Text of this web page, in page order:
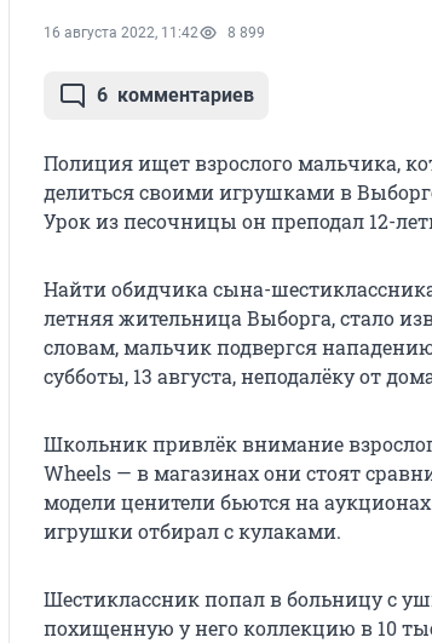
16 августа 2022, 11:42 8 899
6 комментариев
Полиция ищет взрослого мальчика,
делиться своими игрушками в
Урок из песочницы он преподал 12-
Найти обидчика сына-
летняя жительница Выборга, стало
словам, мальчик подвергся
субботы, 13 августа, неподалёку от
Школьник привлёк внимание
Wheels — в магазинах они стоят
модели ценители бьются на
игрушки отбирал с кулаками.
Шестиклассник попал в больницу с
похищенную у него коллекцию в 10